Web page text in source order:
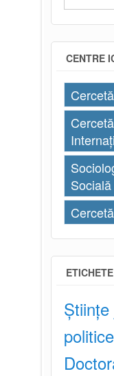
CENTRE
Socială
ETICHETE
politice